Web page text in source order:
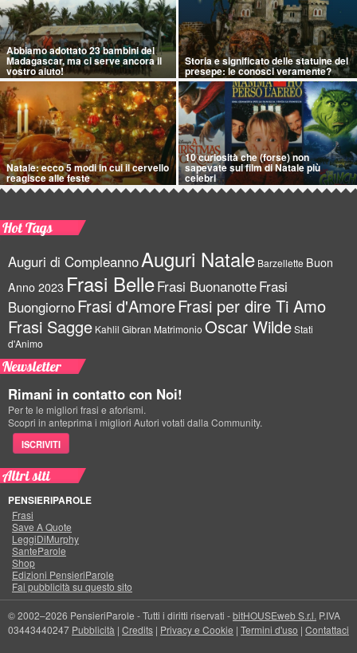
Abbiamo adottato 23 bambini del
Madagascar, ma ci serve ancora il
vostro aiuto!
Storia e significato delle statuine del
presepe: le conosci veramente?
Natale: ecco 5 modi in cui il cervello
reagisce alle feste
10 curiosità che (forse) non
sapevate sui film di Natale più
celebri
Hot Tags
Auguri di CompleannoAuguri Natale Barzellette Buon
Anno 2023 Frasi BelleFrasi BuonanotteFrasi
BuongiornoFrasi d'AmoreFrasi per dire Ti Amo
Frasi Sagge Kahlil Gibran Matrimonio Oscar WildeStati
d'Animo
Newsletter
Rimani in contatto con Noi!
Per te le migliori frasi e aforismi.
Scopri in anteprima i migliori Autori votati dalla Community.
ISCRIVITI
Altri siti
PENSIERIPAROLE
Frasi
Save A Quote
LeggiDiMurphy
SanteParole
Shop
Edizioni PensieriParole
Fai pubblicità su questo sito
© 2002–2026 PensieriParole - Tutti i diritti riservati -bitHOUSEweb S.r.l. P.IVA
03443440247 Pubblicità | Credits | Privacy e Cookie | Termini d'uso | Contattaci